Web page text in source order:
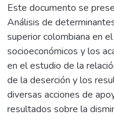
Este documento se
Análisis de
superior colombiana en
socioeconómicos y los
en el estudio de la
de la deserción y los
diversas acciones de
resultados sobre la